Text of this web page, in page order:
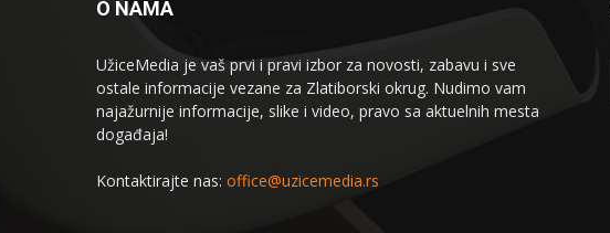
O NAMA
UžiceMedia je vaš prvi i pravi izbor za novosti, zabavu i sve
ostale informacije vezane za Zlatiborski okrug. Nudimo vam
najažurnije informacije, slike i video, pravo sa aktuelnih mesta
događaja!
Kontaktirajte nas: office@uzicemedia.rs